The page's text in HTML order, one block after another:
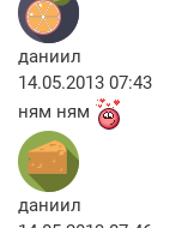
даниил
14.05.2013 07:43
ням ням
даниил